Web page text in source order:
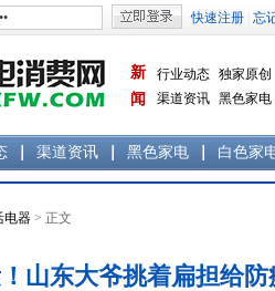
新
闻
行业动态 独家原创
渠道资讯 黑色家电
渠道资讯 黑色家电 白色家
电器 > 正文
山东大爷挑着扁担给